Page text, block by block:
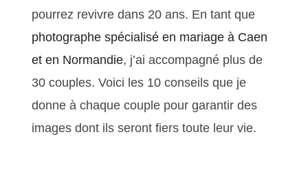
pourrez revivre dans 20 ans. En tant que
photographe spécialisé en mariage à Caen
et en Normandie, j’ai accompagné plus de
30 couples. Voici les 10 conseils que je
donne à chaque couple pour garantir des
images dont ils seront fiers toute leur vie.